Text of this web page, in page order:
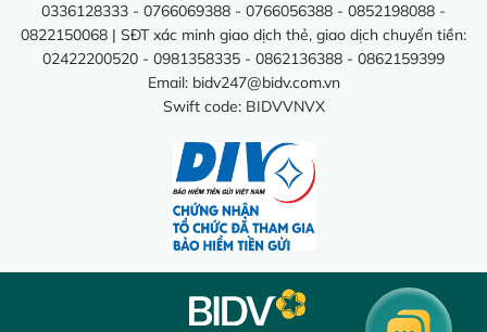
0336128333 - 0766069388 - 0766056388 - 0852198088 -
0822150068 | SĐT xác minh giao dịch thẻ, giao dịch chuyển tiền:
02422200520 - 0981358335 - 0862136388 - 0862159399
Email: bidv247@bidv.com.vn
Swift code: BIDVVNVX